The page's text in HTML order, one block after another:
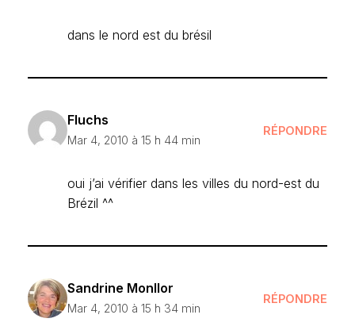
dans le nord est du brésil
Fluchs
Mar 4, 2010 à 15 h 44 min
RÉPONDRE
oui j’ai vérifier dans les villes du nord-est du
Brézil ^^
Sandrine Monllor
Mar 4, 2010 à 15 h 34 min
RÉPONDRE